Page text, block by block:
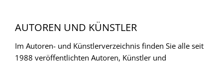
AUTOREN UND KÜNSTLER
Im Autoren- und Künstlerverzeichnis finden Sie alle seit
1988 veröffentlichten Autoren, Künstler und